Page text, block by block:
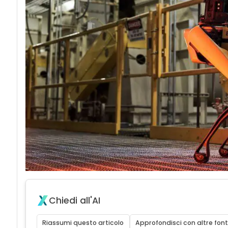
Chiedi all'AI
Riassumi questo articolo Approfondisci con altre